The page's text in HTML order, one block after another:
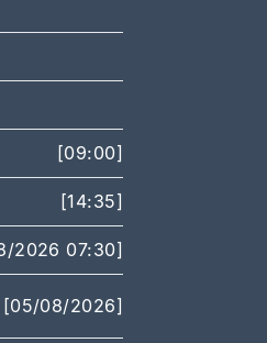
[09:00]
[14:35]
2026 07:30]
[05/08/2026]